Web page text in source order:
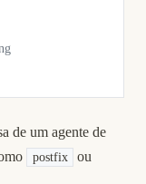
de um agente de
postfix ou